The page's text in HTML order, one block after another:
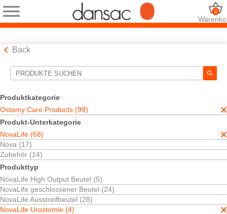
0
Back
Produktkategorie
Ostomy Care Products (99)
Produkt-Unterkategorie
NovaLife (68)
Nova (17)
Zubehör (14)
Produkttyp
NovaLife High Output Beutel (5)
NovaLife geschlossener Beutel (24)
NovaLife Ausstreifbeutel (28)
NovaLife Urostomie (4)
Suchwerkzeuge
Ihre Auswahl:
Ostomy Care Products
NovaLife
NovaLife Urostomie
Ihre Auswahl hat4Ergebnisse ergeben
Sortieren nach: